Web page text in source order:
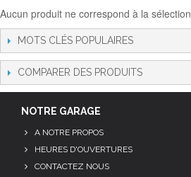
Aucun produit ne correspond à la sélection
MOTS CLÉS POPULAIRES
COMPARER DES PRODUITS
NOTRE GARAGE
A NOTRE PROPOS
HEURES D'OUVERTURES
CONTACTEZ NOUS